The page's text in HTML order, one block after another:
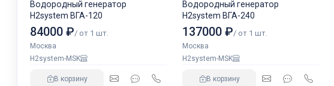
Водородный генератор
H2system ВГА-120
84000 ₽/ от 1 шт.
Москва
H2system-MSK
В корзину
Водородный генератор
H2system ВГА-240
137000 ₽/ от 1 шт.
Москва
H2system-MSK
В корзину